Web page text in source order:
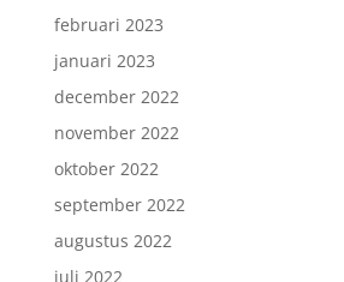
februari 2023
januari 2023
december 2022
november 2022
oktober 2022
september 2022
augustus 2022
juli 2022